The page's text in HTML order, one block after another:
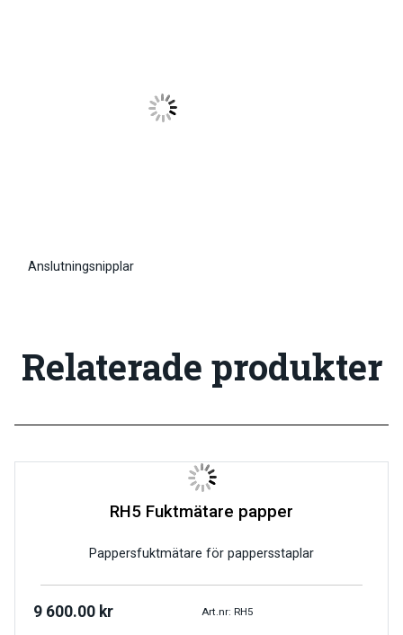
Anslutningsnipplar
Relaterade produkter
RH5 Fuktmätare papper
Pappersfuktmätare för pappersstaplar
9 600.00 kr Art.nr: RH5